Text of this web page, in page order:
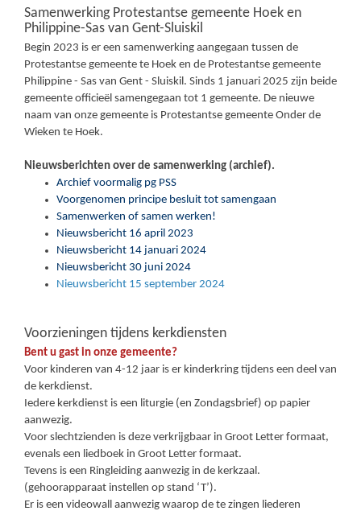
Samenwerking Protestantse gemeente Hoek en
Philippine-Sas van Gent-Sluiskil
Begin 2023 is er een samenwerking aangegaan tussen de
Protestantse gemeente te Hoek en de Protestantse gemeente
Philippine - Sas van Gent - Sluiskil. Sinds 1 januari 2025 zijn beide
gemeente officieël samengegaan tot 1 gemeente. De nieuwe
naam van onze gemeente is Protestantse gemeente Onder de
Wieken te Hoek.
Nieuwsberichten over de samenwerking (archief).
Archief voormalig pg PSS
Voorgenomen principe besluit tot samengaan
Samenwerken of samen werken!
Nieuwsbericht 16 april 2023
Nieuwsbericht 14 januari 2024
Nieuwsbericht 30 juni 2024
Nieuwsbericht 15 september 2024
Voorzieningen tijdens kerkdiensten
Bent u gast in onze gemeente?
Voor kinderen van 4-12 jaar is er kinderkring tijdens een deel van
de kerkdienst.
Iedere kerkdienst is een liturgie (en Zondagsbrief) op papier
aanwezig.
Voor slechtzienden is deze verkrijgbaar in Groot Letter formaat,
evenals een liedboek in Groot Letter formaat.
Tevens is een Ringleiding aanwezig in de kerkzaal.
(gehoorapparaat instellen op stand ‘T’).
Er is een videowall aanwezig waarop de te zingen liederen